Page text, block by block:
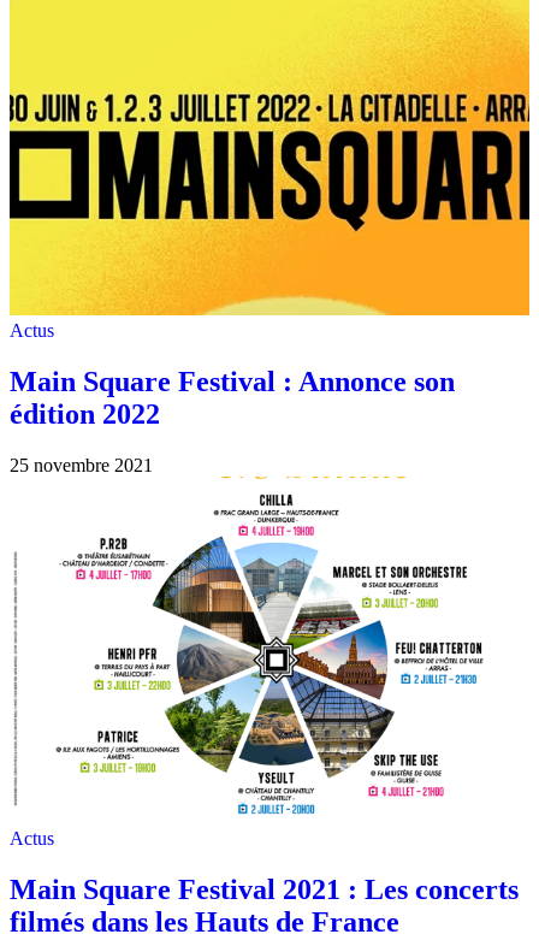
Actus
Main Square Festival : Annonce son
édition 2022
25 novembre 2021
Actus
Main Square Festival 2021 : Les concerts
filmés dans les Hauts de France